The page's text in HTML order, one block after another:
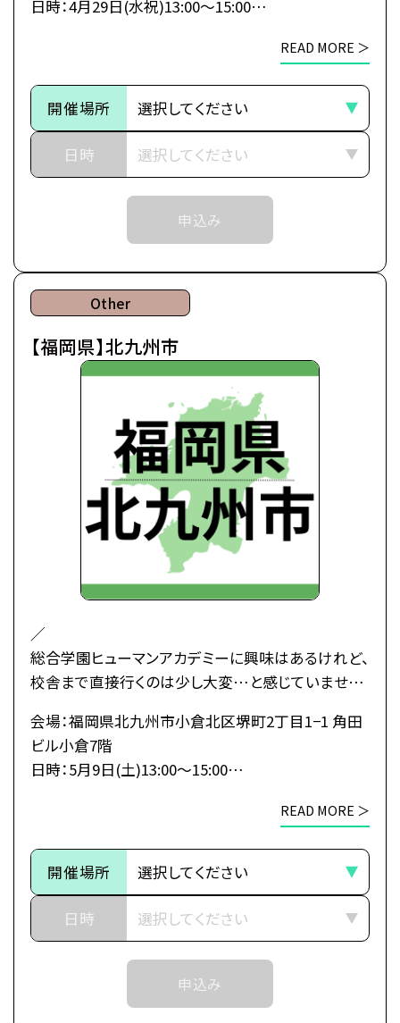
ます！
1日でヒューマンのすべてがわかる特別なオープンキ
ャンパスです。
▼出張オープンキャンパスに参加したら知れること
・カレッジ・専攻紹介
・シラバス・カリキュラム説明
・体験授業（アフレコ体験）
・学費・奨学金相談
・卒業後の進路 な
日時：4月29日(水祝)13:00～15:00
8月29日(土)13:00～15:00
9月26日(土)13:00～15:00
【注意事項】
①熊本市での出張オープンキャンパスは福岡校講
師・職員が担当いたします。
開催場所は「福岡校」を選択してください。
②入学をご検討の方が対象のイベントとなります。
③各回定員に限りがございます。定員数は校舎毎に
異なります。
そのため、ご予約状況により、抽選等の対応をさせ
ていただく場合がございます。
④当日ご参加いただける方には校舎の職員より予約
確定のご連絡をいたします。
それまでは予約完了しておりませんので予めご了
承ください。
READ MORE ＞
開催場所
日時
申込み
Other
【福岡県】北九州市
／
総合学園ヒューマンアカデミーに興味はあるけれど、
校舎まで直接行くのは少し大変…と感じていません
そんな皆さんのために、私たちがあなたの街へ伺い
ます！
1日でヒューマンのすべてがわかる特別なオープンキ
ャンパスです。
▼出張オープンキャンパスに参加したら知れること
・カレッジ・専攻紹介
・シラバス・カリキュラム説明
・体験授業（アフレコ体験）
会場：福岡県北九州市小倉北区堺町2丁目1−1 角田
ビル小倉7階
日時：5月9日(土)13:00～15:00
【注意事項】
①北九州市での出張オープンキャンパスは福岡校講
師・職員が担当いたします。
開催場所は「福岡校」を選択してください。
②入学をご検討の方が対象のイベントとなります。
READ MORE ＞
開催場所
日時
申込み